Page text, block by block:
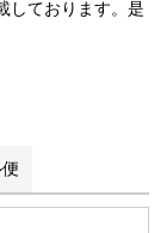
しております。是